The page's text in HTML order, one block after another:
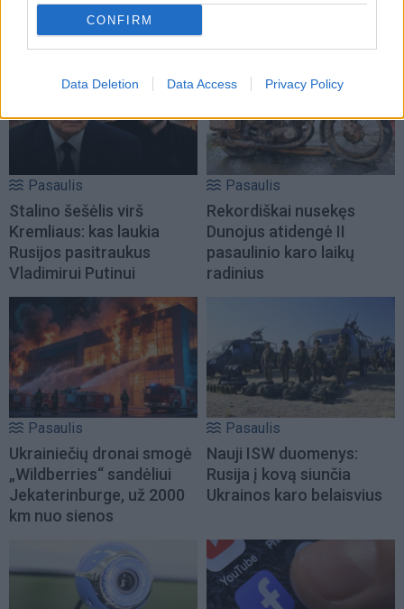
CONFIRM
Data Deletion Data Access Privacy Policy
TAIP PAT SKAITYKITE
Pasaulis
Stalino šešėlis virš
Kremliaus: kas laukia
Rusijos pasitraukus
Vladimirui Putinui
Pasaulis
Rekordiškai nusekęs
Dunojus atidengė II
pasaulinio karo laikų
radinius
Pasaulis
Ukrainiečių dronai smogė
„Wildberries“ sandėliui
Jekaterinburge, už 2000
km nuo sienos
Pasaulis
Nauji ISW duomenys:
Rusija į kovą siunčia
Ukrainos karo belaisvius